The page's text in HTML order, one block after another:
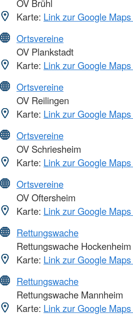
OV Brühl
Karte: Link zur Google
Ortsvereine
OV Plankstadt
Karte: Link zur Google
Ortsvereine
OV Reilingen
Karte: Link zur Google
Ortsvereine
OV Schriesheim
Karte: Link zur Google
Ortsvereine
OV Oftersheim
Karte: Link zur Google
Rettungswache
Rettungswache
Karte: Link zur Google
Rettungswache
Rettungswache Mannheim
Karte: Link zur Google